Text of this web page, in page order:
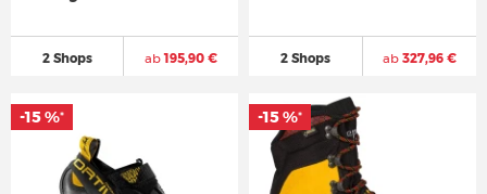
2 Shops ab195,90 € 2 Shops ab327,96 €
-15 %* -15 %*